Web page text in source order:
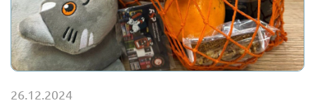
26.12.2024